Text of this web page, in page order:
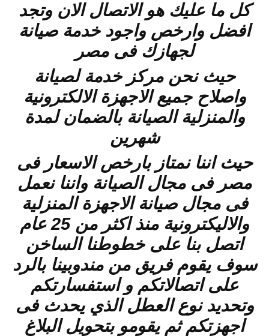
كل ما عليك هو الاتصال الان وتجد
افضل وارخص واجود خدمة صيانة
لجهازك فى مصر
حيث نحن مركز خدمة لصيانة
واصلاح جميع الاجهزة الالكترونية
والمنزلية الصيانة بالضمان لمدة
شهرين
حيث اننا نمتاز بارخص الاسعار فى
مصر فى مجال الصيانة واننا نعمل
فى مجال صيانة الاجهزة المنزلية
والاليكترونية منذ اكثر من 25 عام
اتصل بنا على خطوطنا الساخن
سوف يقوم فريق من مندوبينا بالرد
على اتصالاتكم و استفسارتكم
وتحديد نوع العطل الذي يحدث فى
اجهزتكم ثم يقومو بتحويل البلاغ